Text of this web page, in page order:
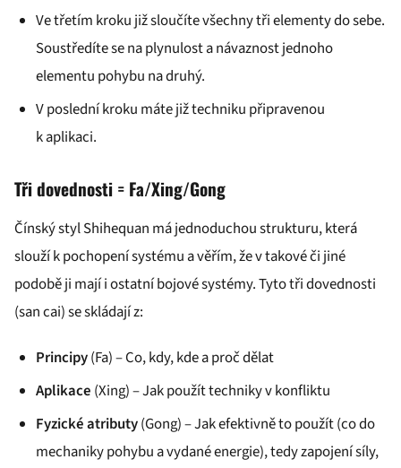
Ve třetím kroku již sloučíte všechny tři elementy do sebe.
Soustředíte se na plynulost a návaznost jednoho
elementu pohybu na druhý.
V poslední kroku máte již techniku připravenou
k aplikaci.
Tři dovednosti = Fa/Xing/Gong
Čínský styl Shihequan má jednoduchou strukturu, která
slouží k pochopení systému a věřím, že v takové či jiné
podobě ji mají i ostatní bojové systémy. Tyto tři dovednosti
(san cai) se skládají z:
Principy(Fa) – Co, kdy, kde a proč dělat
Aplikace (Xing) – Jak použít techniky v konfliktu
Fyzické atributy(Gong) – Jak efektivně to použít (co do
mechaniky pohybu a vydané energie), tedy zapojení síly,